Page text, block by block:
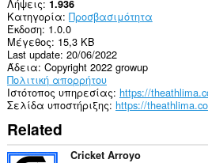
Λήψεις 1.936
Κατηγορία Προσβασιμότητα
Έκδοση 1.0.0
Μέγεθος 15,3 KB
Last update 20/06/2022
Άδεια Copyright 2022 growup
Πολιτική απορρήτου
Ιστότοπος υπηρεσίας https://
Σελίδα υποστήριξης https://
Related
Cricket Arroyo